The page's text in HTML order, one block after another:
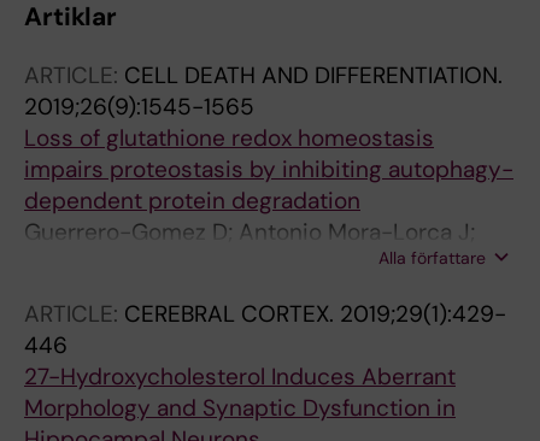
Artiklar
ARTICLE: CELL DEATH AND DIFFERENTIATION.
2019;26(9):1545-1565
Loss of glutathione redox homeostasis
impairs proteostasis by inhibiting autophagy-
dependent protein degradation
Guerrero-Gomez D; Antonio Mora-Lorca J;
Saenz-Narciso B; Jose Naranjo-Galindo F;
Munoz-Lobato F; Parrado-Fernandez C;
Goikolea J; Cedazo-Minguez A; Link CD; Neri
C; Dolores Sequedo M; Vazquez-Manrique RP;
Fernandez-Suarez E; Goder V; Pane R;
Cabiscol E; Askjaer P; Cabello J; Miranda-
Alla författare
ARTICLE: CEREBRAL CORTEX. 2019;29(1):429-
446
27-Hydroxycholesterol Induces Aberrant
Morphology and Synaptic Dysfunction in